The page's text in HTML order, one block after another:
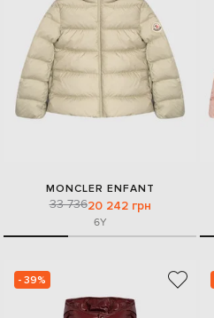
MONCLER ENFANT
33 73620 242 грн
6Y
- 39%